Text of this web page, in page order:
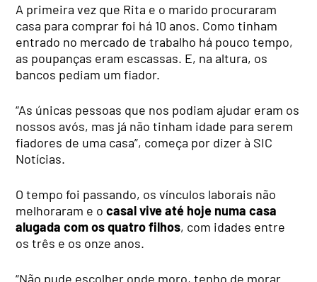
A primeira vez que Rita e o marido procuraram
casa para comprar foi há 10 anos. Como tinham
entrado no mercado de trabalho há pouco tempo,
as poupanças eram escassas. E, na altura, os
bancos pediam um fiador.
“As únicas pessoas que nos podiam ajudar eram os
nossos avós, mas já não tinham idade para serem
fiadores de uma casa”, começa por dizer à SIC
Notícias.
O tempo foi passando, os vínculos laborais não
melhoraram e ocasal vive até hoje numa casa
alugada com os quatro filhos, com idades entre
os três e os onze anos.
“Não pude escolher onde moro, tenho de morar